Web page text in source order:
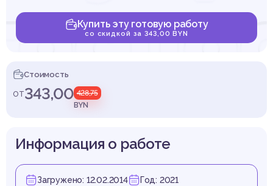
Купить эту готовую работу
со скидкой за 343,00 BYN
Стоимость
от343,00 428,75
BYN
Информация о работе
Загружено: 12.02.2014
Год: 2021